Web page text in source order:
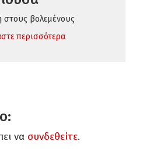
στους βολεμένους
περισσότερα
να συνδεθείτε.